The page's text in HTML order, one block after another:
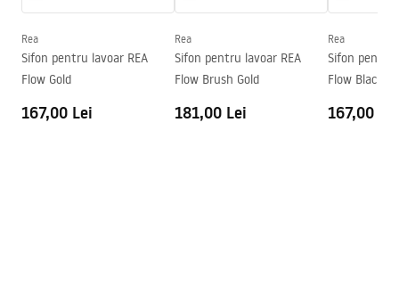
Formă
Preaplin
Da Nu
Rea
Sifon pentru lavoar REA
Flow Gold
167,00 Lei
Rea
Sifon pentru lavoar REA
Flow Brush Gold
181,00 Lei
Rea
Sifon pentru
Flow Black
167,00 Lei